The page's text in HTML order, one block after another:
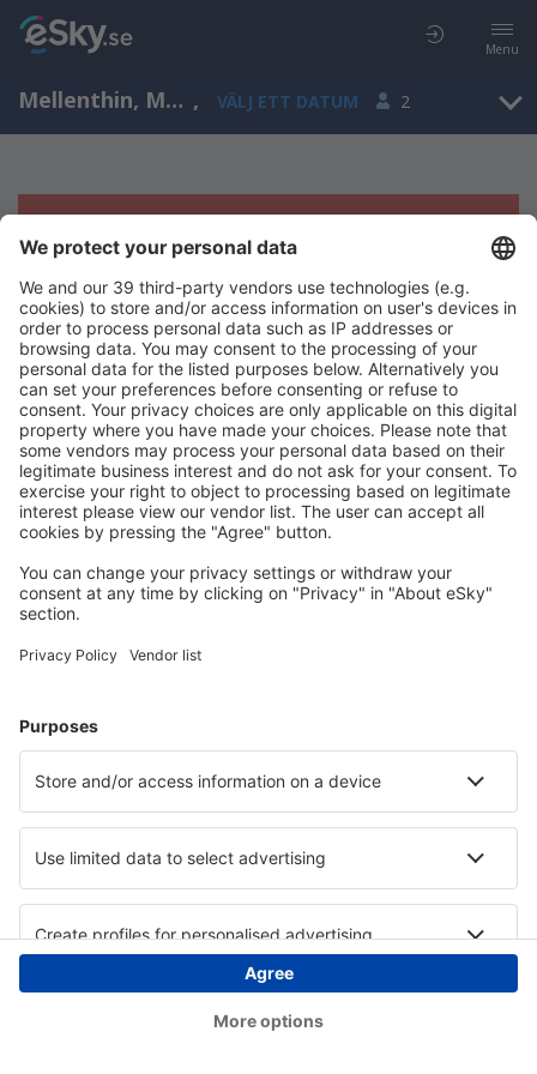
Menu
Mellenthin, Mecklenburg-Vorpommern, Tyskland , VÄLJ ETT DATUM 2
Tyvärr, inga resultat för denna sökning
Försök att söka med andra kriterier
Copyright © eSky.se. Alla rättigheter förbehålls.